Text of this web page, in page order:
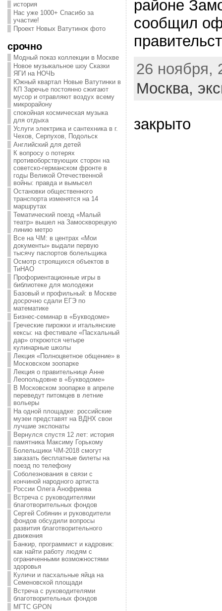
история
Нас уже 1000+ Спасибо за
участие!
Проект Новых Ватутинок фото
срочно
Модный показ коллекции в Москве
Новое музыкальное шоу Сказки
ЯГИ на НОЧЬ
Южный квартал Новые Ватутинки в
КП Заречье постоянно сжигают
мусор и отравляют воздух всему
микрорайону
спокойная космическая музыка
для отдыха
Услуги электрика и сантехника в г.
Чехов, Серпухов, Подольск
Английский для детей
К вопросу о потерях
противоборствующих сторон на
советско-германском фронте в
годы Великой Отечественной
войны: правда и вымысел
Остановки общественного
транспорта изменятся на 14
маршрутах
Тематический поезд «Малый
театр» вышел на Замоскворецкую
линию метро
Все на ЧМ: в центрах «Мои
документы» выдали первую
тысячу паспортов болельщика
Осмотр строящихся объектов в
ТиНАО
Профориентационные игры в
библиотеке для молодежи
Базовый и профильный: в Москве
досрочно сдали ЕГЭ по
математике
Бизнес-семинар в «Букводоме»
Греческие пирожки и итальянские
кексы: на фестивале «Пасхальный
дар» откроются четыре
кулинарные школы
Лекция «Полноцветное общение» в
Московском зоопарке
Лекция о правительнице Анне
Леопольдовне в «Букводоме»
В Московском зоопарке в апреле
переведут питомцев в летние
вольеры
На одной площадке: российские
музеи представят на ВДНХ свои
лучшие экспонаты
Вернулся спустя 12 лет: история
памятника Максиму Горькому
Болельщики ЧМ-2018 смогут
заказать бесплатные билеты на
поезд по телефону
Соболезнования в связи с
кончиной народного артиста
России Олега Анофриева
Встреча с руководителями
благотворительных фондов
Сергей Собянин и руководители
фондов обсудили вопросы
развития благотворительного
движения
Банкир, программист и кадровик:
как найти работу людям с
ограниченными возможностями
здоровья
Куличи и пасхальные яйца на
Семеновской площади
Встреча с руководителями
благотворительных фондов
МГТС GPON
районе
сообщил
26 ноября,
Москва,
закрыто